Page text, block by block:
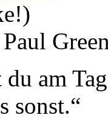
am
sonst.“